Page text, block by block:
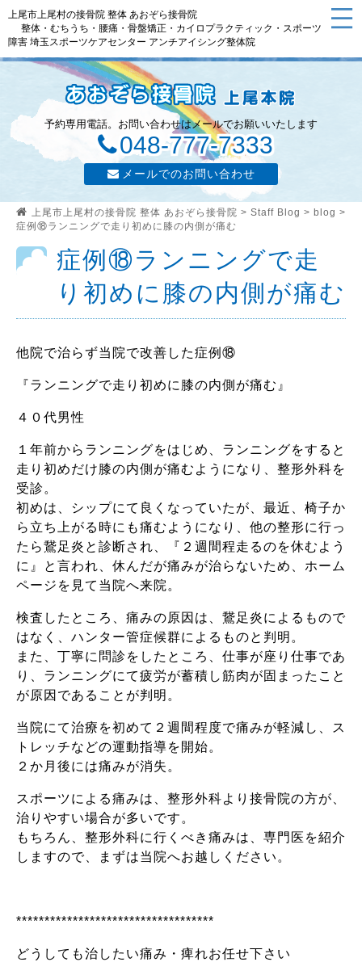
上尾市上尾村の接骨院 整体 あおぞら接骨院
整体・むちうち・腰痛・骨盤矯正・カイロプラクティック・スポーツ
障害 埼玉スポーツケアセンター アンチアイシング整体院
予約専用電話。お問い合わせはメールでお願いいたします
048-777-7333
メールでのお問い合わせ
上尾市上尾村の接骨院 整体 あおぞら接骨院 > Staff Blog > blog >
症例⑱ランニングで走り初めに膝の内側が痛む
症例⑱ランニングで走
り初めに膝の内側が痛む
他院で治らず当院で改善した症例⑱
『ランニングで走り初めに膝の内側が痛む』
４０代男性
１年前からランニングをはじめ、ランニングをすると
走り初めだけ膝の内側が痛むようになり、整形外科を
受診。
初めは、シップにて良くなっていたが、最近、椅子か
ら立ち上がる時にも痛むようになり、他の整形に行っ
たら鵞足炎と診断され、『２週間程走るのを休むよう
に』と言われ、休んだが痛みが治らないため、ホーム
ページを見て当院へ来院。
検査したところ、痛みの原因は、鵞足炎によるもので
はなく、ハンター管症候群によるものと判明。
また、丁寧に問診をしたところ、仕事が座り仕事であ
り、ランニングにて疲労が蓄積し筋肉が固まったこと
が原因であることが判明。
当院にて治療を初めて２週間程度で痛みが軽減し、ス
トレッチなどの運動指導を開始。
２か月後には痛みが消失。
スポーツによる痛みは、整形外科より接骨院の方が、
治りやすい場合が多いです。
もちろん、整形外科に行くべき痛みは、専門医を紹介
しますので、まずは当院へお越しください。
***********************************
どうしても治したい痛み・痺れお任せ下さい